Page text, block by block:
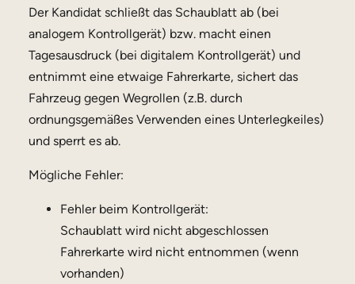
Der Kandidat schließt das Schaublatt ab (bei
analogem Kontrollgerät) bzw. macht einen
Tagesausdruck (bei digitalem Kontrollgerät) und
entnimmt eine etwaige Fahrerkarte, sichert das
Fahrzeug gegen Wegrollen (z.B. durch
ordnungsgemäßes Verwenden eines Unterlegkeiles)
und sperrt es ab.
Mögliche Fehler:
Fehler beim Kontrollgerät:
Schaublatt wird nicht abgeschlossen
Fahrerkarte wird nicht entnommen (wenn
vorhanden)